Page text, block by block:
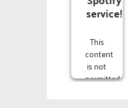
service!
This
content
is not
permitted